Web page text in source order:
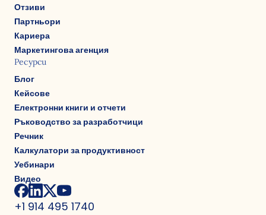
Отзиви
Партньори
Кариера
Маркетингова агенция
Ресурси
Блог
Кейсове
Електронни книги и отчети
Ръководство за разработчици
Речник
Калкулатори за продуктивност
Уебинари
Видео
+1 914 495 1740